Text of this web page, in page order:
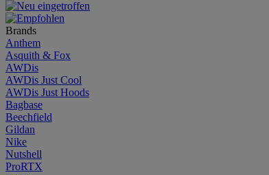
Brands
Anthem
Asquith & Fox
AWDis
AWDis Just Cool
AWDis Just Hoods
Bagbase
Beechfield
Gildan
Nike
Nutshell
ProRTX